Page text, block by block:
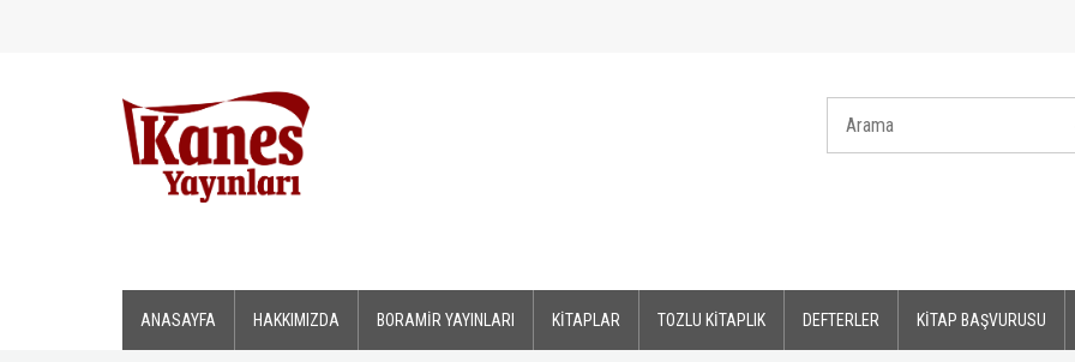
ANASAYFA HAKKIMIZDA BORAMİR YAYINLARI KİTAPLAR TOZLU KİTAPLIK DEFTERLER KİTAP BAŞVURUSU